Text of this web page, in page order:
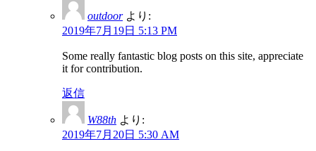
outdoor より:
2019年7月19日 5:13 PM
Some really fantastic blog posts on this site, appreciate
it for contribution.
返信
W88th より:
2019年7月20日 5:30 AM